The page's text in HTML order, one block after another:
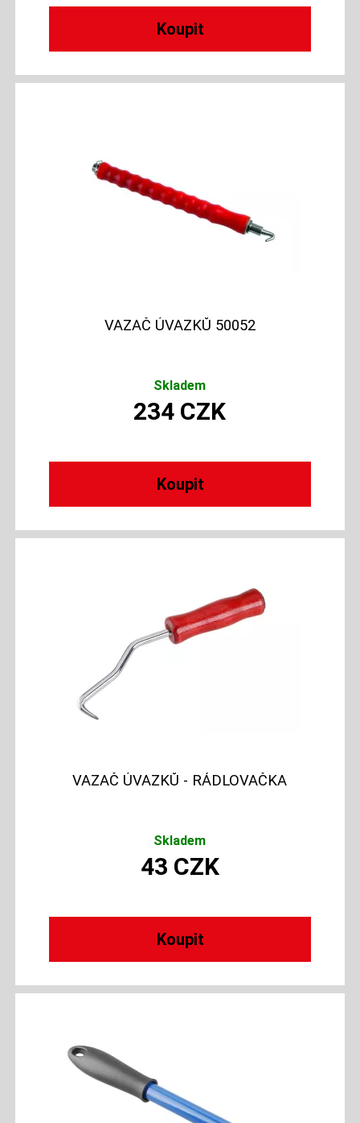
VAZAČ ÚVAZKŮ 50052
Skladem
234 CZK
VAZAČ ÚVAZKŮ - RÁDLOVAČKA
Skladem
43 CZK